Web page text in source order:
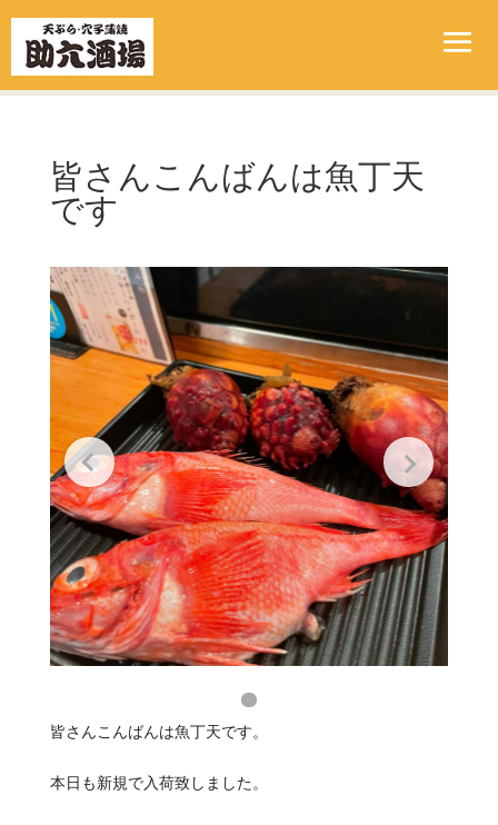
皆さんこんばんは魚丁天
です
皆さんこんばんは魚丁天です。
本日も新規で入荷致しました。